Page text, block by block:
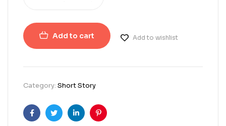
Add to cart Add to wishlist
Category: Short Story
FacebookTwitterLinkedinPinterest